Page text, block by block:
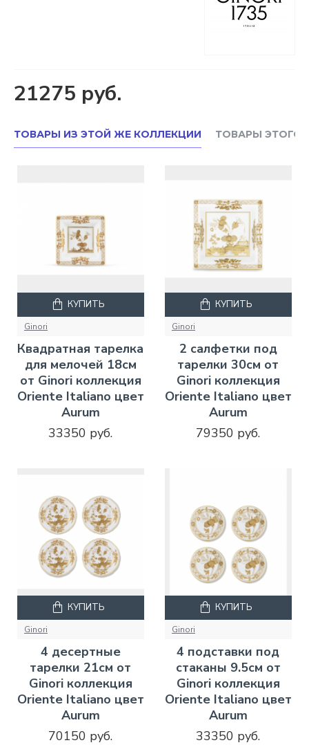
21275 руб.
ТОВАРЫ ИЗ ЭТОЙ ЖЕ КОЛЛЕКЦИИ ТОВАРЫ ЭТОГО
Ginori
Квадратная тарелка
для мелочей 18см
от Ginori коллекция
Oriente Italiano цвет
Aurum
33350 руб.
КУПИТЬ
Ginori
2 салфетки под
тарелки 30см от
Ginori коллекция
Oriente Italiano цвет
Aurum
79350 руб.
КУПИТЬ
Ginori
4 десертные
тарелки 21см от
Ginori коллекция
Oriente Italiano цвет
Aurum
70150 руб.
КУПИТЬ
Ginori
4 подставки под
стаканы 9.5см от
Ginori коллекция
Oriente Italiano цвет
Aurum
33350 руб.
КУПИТЬ